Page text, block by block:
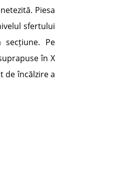
Piesa
sfertului
Pe
în X
de încălzire a